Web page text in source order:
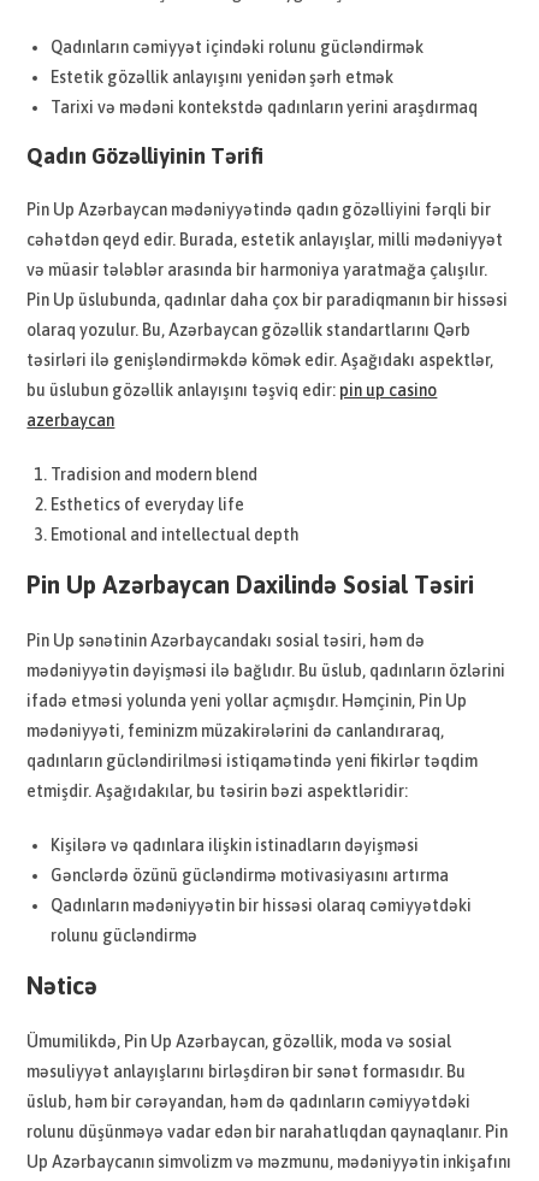
Qadınların cəmiyyət içindəki rolunu gücləndirmək
Estetik gözəllik anlayışını yenidən şərh etmək
Tarixi və mədəni kontekstdə qadınların yerini araşdırmaq
Qadın Gözəlliyinin Tərifi
Pin Up Azərbaycan mədəniyyətində qadın gözəlliyini fərqli bir
cəhətdən qeyd edir. Burada, estetik anlayışlar, milli mədəniyyət
və müasir tələblər arasında bir harmoniya yaratmağa çalışılır.
Pin Up üslubunda, qadınlar daha çox bir paradiqmanın bir hissəsi
olaraq yozulur. Bu, Azərbaycan gözəllik standartlarını Qərb
təsirləri ilə genişləndirməkdə kömək edir. Aşağıdakı aspektlər,
bu üslubun gözəllik anlayışını təşviq edir: pin up casino
azerbaycan
Tradision and modern blend
Esthetics of everyday life
Emotional and intellectual depth
Pin Up Azərbaycan Daxilində Sosial Təsiri
Pin Up sənətinin Azərbaycandakı sosial təsiri, həm də
mədəniyyətin dəyişməsi ilə bağlıdır. Bu üslub, qadınların özlərini
ifadə etməsi yolunda yeni yollar açmışdır. Həmçinin, Pin Up
mədəniyyəti, feminizm müzakirələrini də canlandıraraq,
qadınların gücləndirilməsi istiqamətində yeni fikirlər təqdim
etmişdir. Aşağıdakılar, bu təsirin bəzi aspektləridir:
Kişilərə və qadınlara ilişkin istinadların dəyişməsi
Gənclərdə özünü gücləndirmə motivasiyasını artırma
Qadınların mədəniyyətin bir hissəsi olaraq cəmiyyətdəki
rolunu gücləndirmə
Nəticə
Ümumilikdə, Pin Up Azərbaycan, gözəllik, moda və sosial
məsuliyyət anlayışlarını birləşdirən bir sənət formasıdır. Bu
üslub, həm bir cərəyandan, həm də qadınların cəmiyyətdəki
rolunu düşünməyə vadar edən bir narahatlıqdan qaynaqlanır. Pin
Up Azərbaycanın simvolizm və məzmunu, mədəniyyətin inkişafını